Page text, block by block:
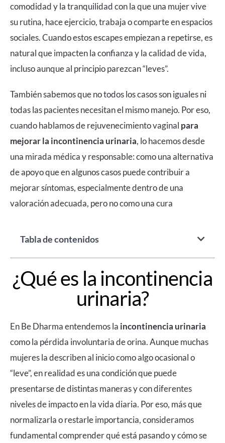
comodidad y la tranquilidad con la que una mujer vive
su rutina, hace ejercicio, trabaja o comparte en espacios
sociales. Cuando estos escapes empiezan a repetirse, es
natural que impacten la confianza y la calidad de vida,
incluso aunque al principio parezcan “leves”.
También sabemos que no todos los casos son iguales ni
todas las pacientes necesitan el mismo manejo. Por eso,
cuando hablamos derejuvenecimiento vaginal para
mejorar la incontinencia urinaria, lo hacemos desde
una mirada médica y responsable: como una alternativa
de apoyo que en algunos casos puede contribuir a
mejorar síntomas, especialmente dentro de una
valoración adecuada, pero no como una cura
Tabla de contenidos
¿Qué es la incontinencia
urinaria?
EnBe Dharmaentendemos la incontinencia urinaria
como la pérdida involuntaria de orina. Aunque muchas
mujeres la describen al inicio como algo ocasional o
“leve”, en realidad es una condición que puede
presentarse de distintas maneras y con diferentes
niveles de impacto en la vida diaria. Por eso, más que
normalizarla o restarle importancia, consideramos
fundamental comprender qué está pasando y cómo se